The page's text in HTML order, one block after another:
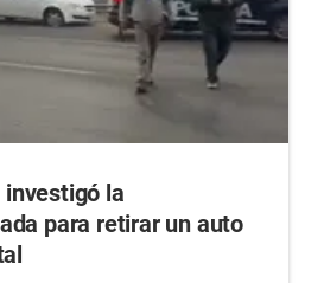
investigó la
para retirar un auto